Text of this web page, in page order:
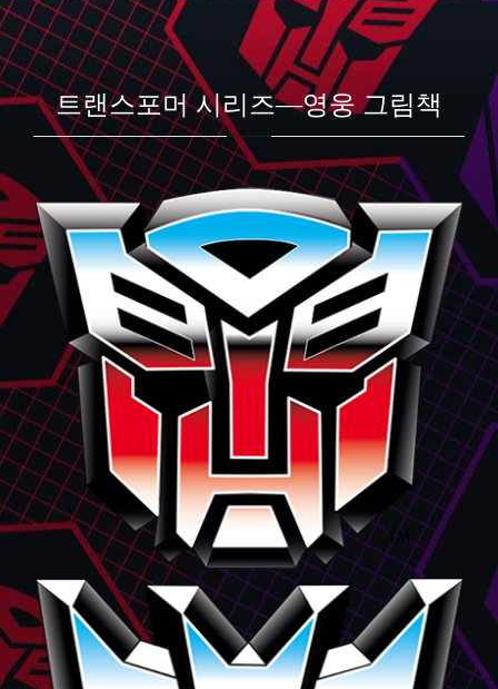
트랜스포머 시리즈—영웅 그림책